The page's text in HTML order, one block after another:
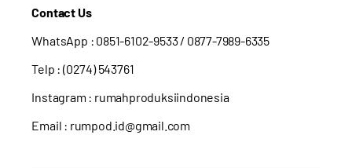
Contact Us
WhatsApp : 0851-6102-9533/ 0877-7989-6335
Telp : (0274) 543761
Instagram : rumahproduksiindonesia
Email : rumpod.id@gmail.com